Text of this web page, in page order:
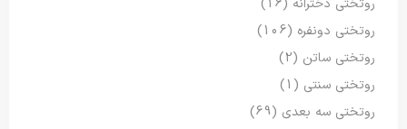
روتختی دخترانه (16)
روتختی دونفره (106)
روتختی ساتن (2)
روتختی سنتی (1)
روتختی سه بعدی (69)